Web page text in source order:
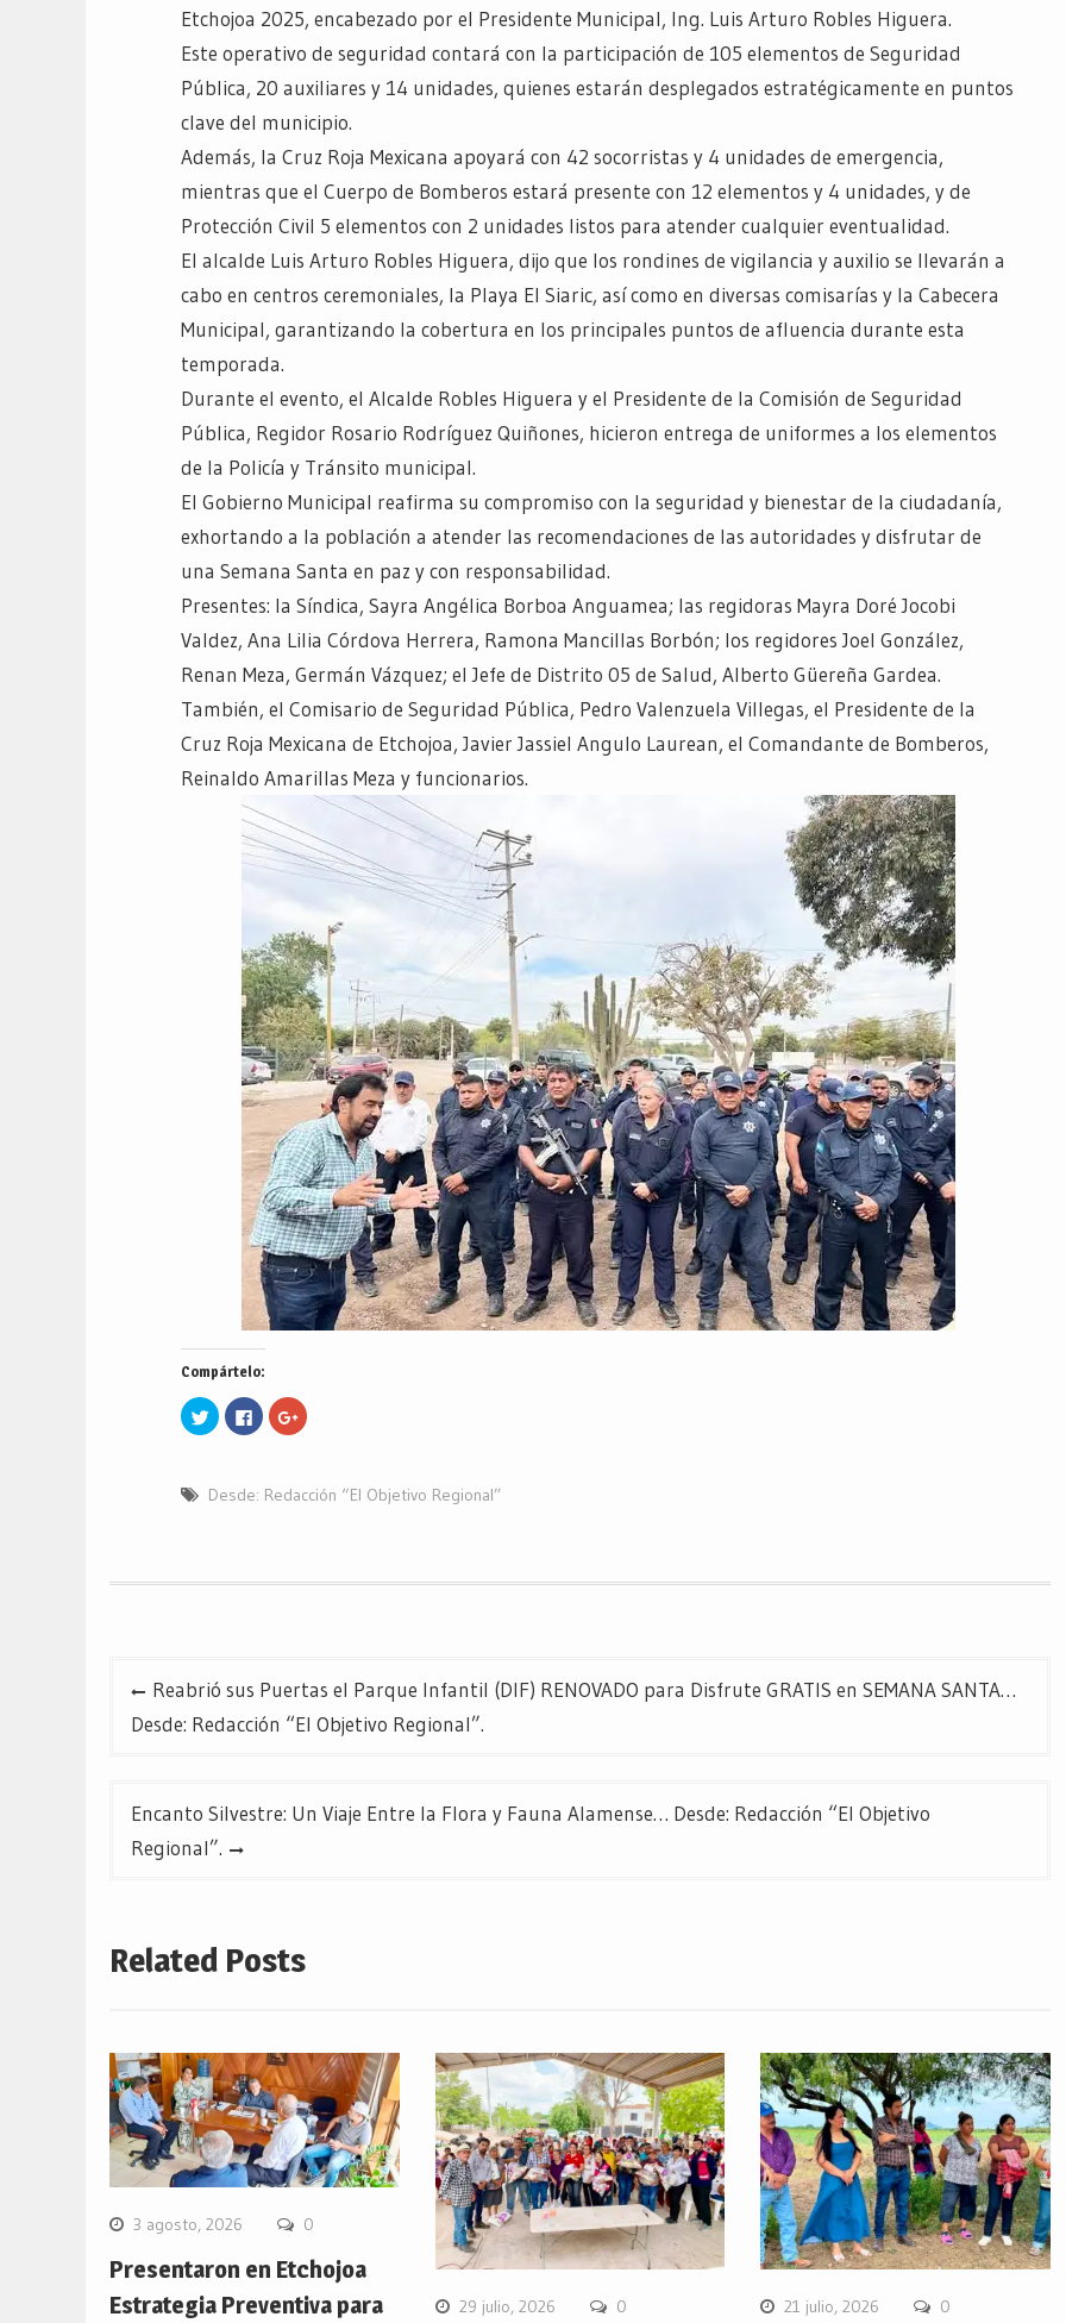
Etchojoa 2025, encabezado por el Presidente Municipal, Ing. Luis Arturo Robles Higuera.
Este operativo de seguridad contará con la participación de 105 elementos de Seguridad
Pública, 20 auxiliares y 14 unidades, quienes estarán desplegados estratégicamente en puntos
clave del municipio.
Además, la Cruz Roja Mexicana apoyará con 42 socorristas y 4 unidades de emergencia,
mientras que el Cuerpo de Bomberos estará presente con 12 elementos y 4 unidades, y de
Protección Civil 5 elementos con 2 unidades listos para atender cualquier eventualidad.
El alcalde Luis Arturo Robles Higuera, dijo que los rondines de vigilancia y auxilio se llevarán a
cabo en centros ceremoniales, la Playa El Siaric, así como en diversas comisarías y la Cabecera
Municipal, garantizando la cobertura en los principales puntos de afluencia durante esta
temporada.
Durante el evento, el Alcalde Robles Higuera y el Presidente de la Comisión de Seguridad
Pública, Regidor Rosario Rodríguez Quiñones, hicieron entrega de uniformes a los elementos
de la Policía y Tránsito municipal.
El Gobierno Municipal reafirma su compromiso con la seguridad y bienestar de la ciudadanía,
exhortando a la población a atender las recomendaciones de las autoridades y disfrutar de
una Semana Santa en paz y con responsabilidad.
Presentes: la Síndica, Sayra Angélica Borboa Anguamea; las regidoras Mayra Doré Jocobi
Valdez, Ana Lilia Córdova Herrera, Ramona Mancillas Borbón; los regidores Joel González,
Renan Meza, Germán Vázquez; el Jefe de Distrito 05 de Salud, Alberto Güereña Gardea.
También, el Comisario de Seguridad Pública, Pedro Valenzuela Villegas, el Presidente de la
Cruz Roja Mexicana de Etchojoa, Javier Jassiel Angulo Laurean, el Comandante de Bomberos,
Reinaldo Amarillas Meza y funcionarios.
Compártelo:
Haz
clic
para
(Se
Haz
clic
para
(Se
Haz
clic
Google+
(Se
Desde: Redacción “El Objetivo Regional”
Navegación
de
Reabrió sus Puertas el Parque Infantil (DIF) RENOVADO para Disfrute GRATIS en SEMANA SANTA…
Desde: Redacción “El Objetivo Regional”.
Encanto Silvestre: Un Viaje Entre la Flora y Fauna Alamense… Desde: Redacción “El Objetivo
Regional”.
Related Posts
3 agosto, 2026 0
Presentaron en Etchojoa
Estrategia Preventiva para
29 julio, 2026 0 21 julio, 2026 0